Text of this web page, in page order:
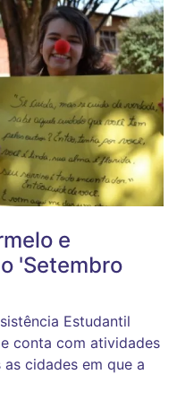
e
'Setembro
Estudantil
conta com atividades
cidades em que a